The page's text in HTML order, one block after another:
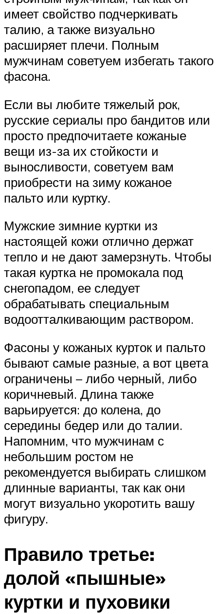
имеет свойство подчеркивать
талию, а также визуально
расширяет плечи. Полным
мужчинам советуем избегать такого
фасона.
Если вы любите тяжелый рок,
русские сериалы про бандитов или
просто предпочитаете кожаные
вещи из-за их стойкости и
выносливости, советуем вам
приобрести на зиму кожаное
пальто или куртку.
Мужские зимние куртки из
настоящей кожи отлично держат
тепло и не дают замерзнуть. Чтобы
такая куртка не промокала под
снегопадом, ее следует
обрабатывать специальным
водоотталкивающим раствором.
Фасоны у кожаных курток и пальто
бывают самые разные, а вот цвета
ограничены – либо черный, либо
коричневый. Длина также
варьируется: до колена, до
середины бедер или до талии.
Напомним, что мужчинам с
небольшим ростом не
рекомендуется выбирать слишком
длинные варианты, так как они
могут визуально укоротить вашу
фигуру.
Правило третье:
долой «пышные»
куртки и пуховики